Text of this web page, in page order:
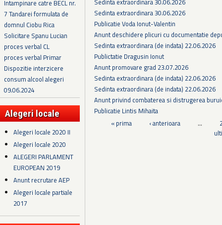
Intampinare catre BECL nr.
7 Tandarei formulata de
domnul Ciobu Rica
Solicitare Spanu Lucian
proces verbal CL
proces verbal Primar
Dispozitie interzicere
consum alcool alegeri
09.06.2024
Alegeri locale
Alegeri locale 2020 II
Alegeri locale 2020
ALEGERI PARLAMENT
EUROPEAN 2019
Anunt recrutare AEP
Alegeri locale partiale
2017
Sedinta extraordinara 30.06.2026
Publicatie Voda Ionut-Valentin
Anunt deschidere plicuri cu documentatie
Sedinta extraordinara (de indata) 22.06.2026
Publictatie Dragusin Ionut
Anunt promovare grad 23.07.2026
Sedinta extraordinara (de indata) 22.06.2026
Sedinta extraordinara (de indata) 22.06.2026
Anunt privind combaterea si distrugerea
Publicatie Lintis Mihaita
Pagini
« prima ‹ anterioara …